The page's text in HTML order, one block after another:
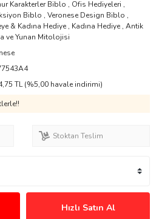
Karakterler Biblo , Ofis Hediyeleri ,
Biblo ,Veronese Design Biblo ,
& Kadına Hediye , Kadına Hediye ,Antik
ve Yunan Mitolojisi
TL (%5,00 havale indirimi)
Stoktan Teslim
Hızlı Satın Al